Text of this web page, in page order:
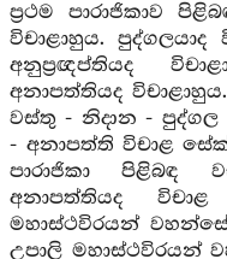
ප්‍රථම පාරාජිකාව
විචාළාහුය. පුද්ගලයාද
අනුප්‍රඥප්තියද
අනාපත්තියද
වස්තු - නිදාන -
- අනාපත්ති විචාළ
පාරාජිකා පිළිබඳ
අනාපත්තියද
මහාස්ථවිරයන්
උපාලි මහාස්ථවිරයන්